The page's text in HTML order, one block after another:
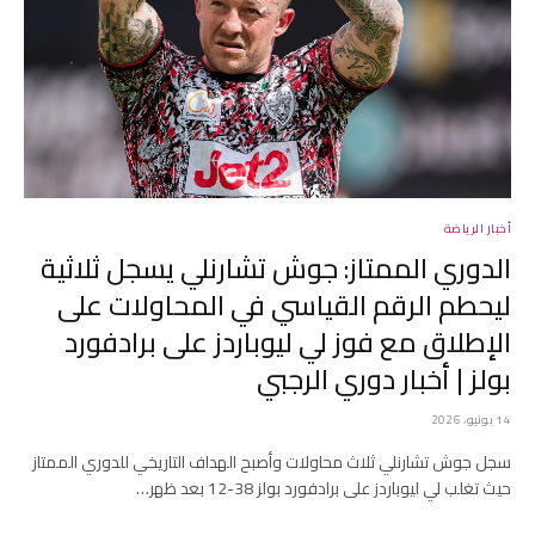
أخبار الرياضة
الدوري الممتاز: جوش تشارنلي يسجل ثلاثية
ليحطم الرقم القياسي في المحاولات على
الإطلاق مع فوز لي ليوباردز على برادفورد
بولز | أخبار دوري الرجبي
14 يونيو، 2026
سجل جوش تشارنلي ثلاث محاولات وأصبح الهداف التاريخي للدوري الممتاز
حيث تغلب لي ليوباردز على برادفورد بولز 38-12 بعد ظهر…